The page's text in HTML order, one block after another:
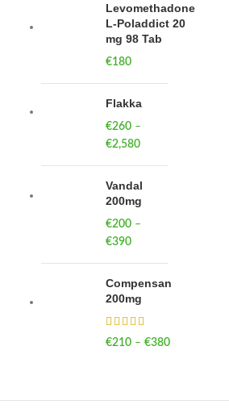
Levomethadone
L-Poladdict 20
mg 98 Tab
€180
Flakka
€260 –
€2,580
€260
through
Vandal
200mg
€200 –
€390
through
Compensan
200mg
€210 – €380